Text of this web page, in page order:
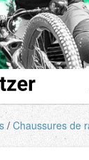
Chaussures de